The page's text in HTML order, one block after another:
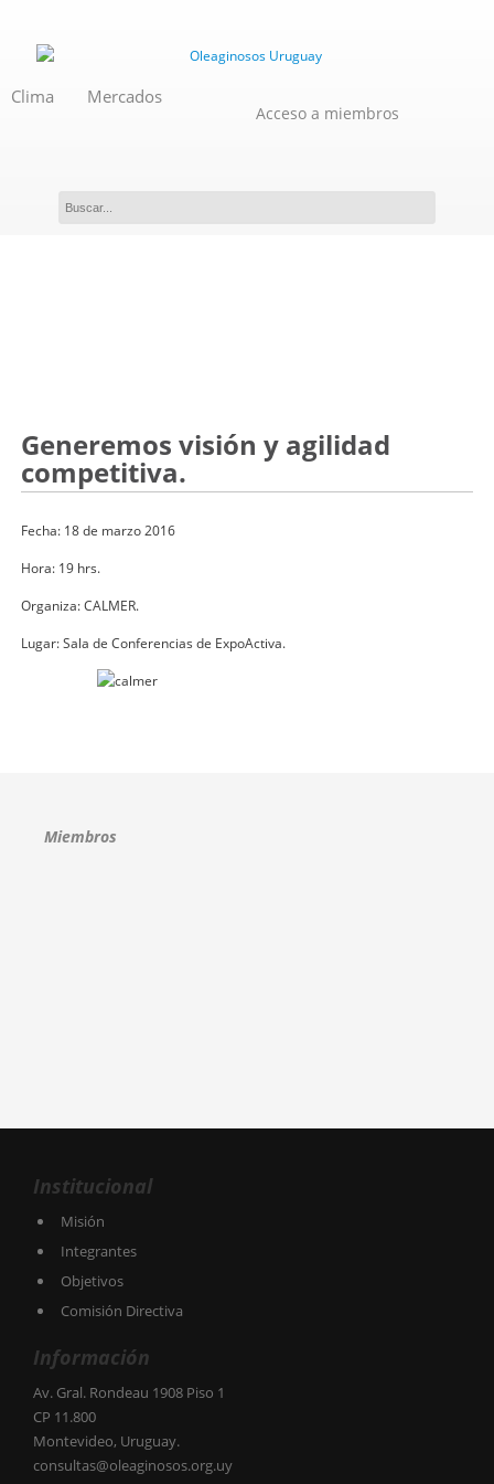
Clima Mercados
Acceso a miembros
Generemos visión y agilidad
competitiva.
Fecha: 18 de marzo 2016
Hora: 19 hrs.
Organiza: CALMER.
Lugar: Sala de Conferencias de ExpoActiva.
Miembros
Institucional
Misión
Integrantes
Objetivos
Comisión Directiva
Información
Av. Gral. Rondeau 1908 Piso 1
CP 11.800
Montevideo, Uruguay.
consultas@oleaginosos.org.uy